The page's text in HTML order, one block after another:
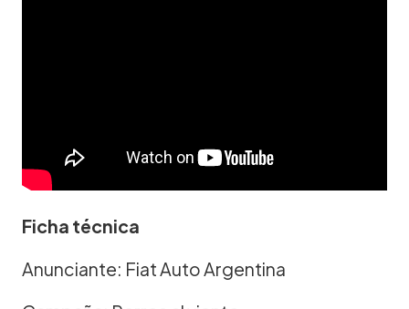
Ficha técnica
Anunciante: Fiat Auto Argentina